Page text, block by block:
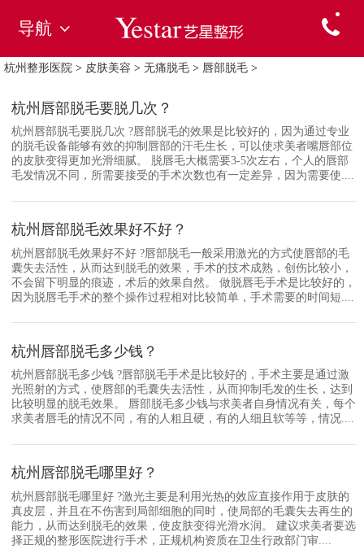
导航
杭州整形医院 > 皮肤美容 > 无痛脱毛 > 唇部脱毛 >
杭州唇部脱毛要脱几次？
杭州唇部脱毛要脱几次 ?唇部脱毛的效果是比较好的，因为通过专业
的脱毛设备能够有效的抑制唇部的汗毛生长，可以使求美者嘴唇部位
的皮肤变得更加光滑细腻。 脱唇毛大概需要3-5次左右，个人的唇部
毛发情况不同，所需要接受的手术次数也有一定差异，因为需要使....
杭州唇部脱毛效果好不好？
杭州唇部脱毛效果好不好 ?唇部脱毛一般采用激光的方式使唇部的毛
囊失去活性，从而达到脱毛的效果，手术的技术成熟，创伤比较小，
不会留下明显的痕迹，术后的效果自然。 做脱唇毛手术是比较好的，
因为脱唇毛手术的整个操作过程相对比较简单，手术需要的时间短....
杭州唇部脱毛多少钱？
杭州唇部脱毛多少钱 ?唇部脱毛手术是比较好的，手术主要是通过激
光照射的方式，使唇部的毛囊失去活性，从而抑制毛发的生长，达到
比较明显的脱毛效果。 唇部脱毛多少钱与求美者自身情况有关，每个
求美者唇毛的情况不同，有的人粗且硬，有的人细且软等等，情况....
杭州唇部脱毛哪里好？
杭州唇部脱毛哪里好 ?激光主要是利用光热的效应直接作用于皮肤的
真皮层，并且在不伤害到局部细胞的同时，使局部的毛囊失去再生的
能力，从而达到脱毛的效果，使皮肤变得光滑水润。 建议求美者要选
择正规的整形医院进行手术，正规机构资质在卫生行政部门审....